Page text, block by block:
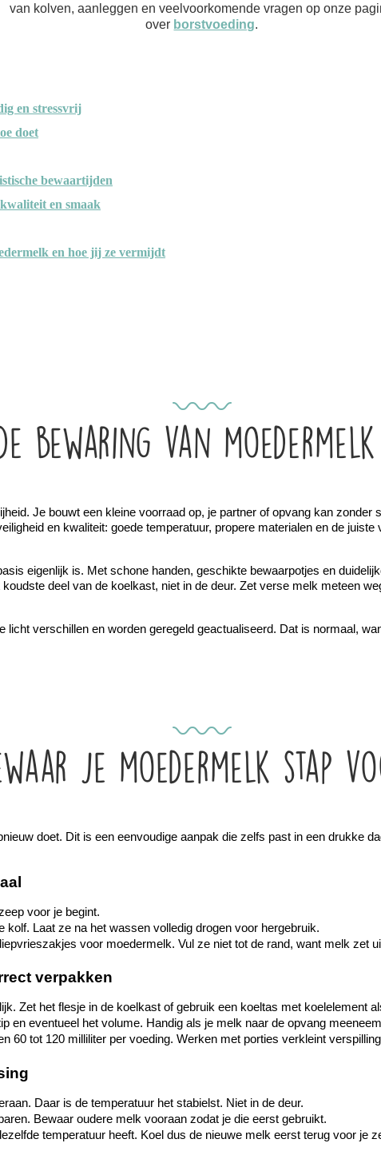
van kolven, aanleggen en veelvoorkomende vragen op onze
over borstvoeding.
en stressvrij
doet
bewaartijden
en smaak
en hoe jij ze vermijdt
bewaring van
Je bouwt een kleine voorraad op, je partner of opvang kan
en kwaliteit: goede temperatuur, propere materialen en de
eigenlijk is. Met schone handen, geschikte bewaarpotjes en
deel van de koelkast, niet in de deur. Zet verse melk meteen
licht verschillen en worden geregeld geactualiseerd. Dat is normaal,
je moedermelk stap
doet. Dit is een eenvoudige aanpak die zelfs past in een drukke
voor je begint.
kolf. Laat ze na het wassen volledig drogen voor hergebruik.
voor moedermelk. Vul ze niet tot de rand, want melk zet
verpakken
Zet het flesje in de koelkast of gebruik een koeltas met koelelement
en eventueel het volume. Handig als je melk naar de opvang
60 tot 120 milliliter per voeding. Werken met porties verkleint
Daar is de temperatuur het stabielst. Niet in de deur.
Bewaar oudere melk vooraan zodat je die eerst gebruikt.
temperatuur heeft. Koel dus de nieuwe melk eerst terug voor je